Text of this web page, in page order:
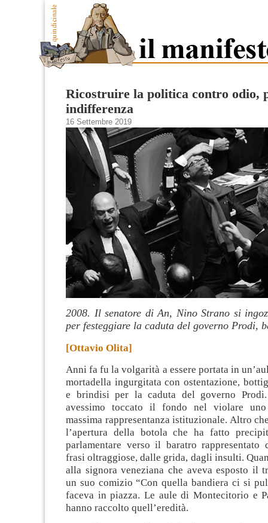
Ricostruire la politica contro odio,
indifferenza
16 Settembre 2019
2008. Il senatore di An, Nino Strano si
per festeggiare la caduta del governo Prodi,
[Ottavio Olita]
Anni fa fu la volgarità a essere portata in
mortadella ingurgitata con ostentazione,
e brindisi per la caduta del governo Prodi
avessimo toccato il fondo nel violare
massima rappresentanza istituzionale. Altro
l’apertura della botola che ha fatto
parlamentare verso il baratro rappresentato
frasi oltraggiose, dalle grida, dagli insulti.
alla signora veneziana che aveva esposto il
un suo comizio “Con quella bandiera ci si
faceva in piazza. Le aule di Montecitorio e
hanno raccolto quell’eredità.